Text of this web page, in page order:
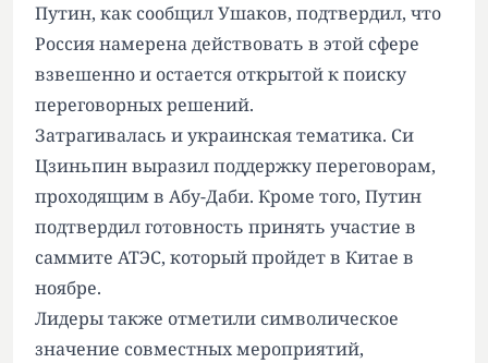
Путин, как сообщил Ушаков, подтвердил, что
Россия намерена действовать в этой сфере
взвешенно и остается открытой к поиску
переговорных решений.
Затрагивалась и украинская тематика. Си
Цзиньпин выразил поддержку переговорам,
проходящим в Абу-Даби. Кроме того, Путин
подтвердил готовность принять участие в
саммите АТЭС, который пройдет в Китае в
ноябре.
Лидеры также отметили символическое
значение совместных мероприятий,